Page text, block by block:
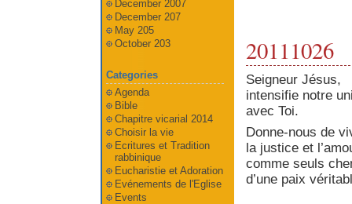
20111026
Seigneur Jésus,
intensifie notre
avec Toi.
Donne-nous de
la justice et
comme seuls
d’une paix
December 2007
December 207
May 205
October 203
Categories
Agenda
Bible
Chapitre vicarial 2014
Choisir la vie
Ecritures et Tradition
rabbinique
Eucharistie et Adoration
Evénements de l'Eglise
Events